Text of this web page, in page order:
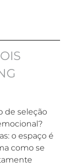
de seleção
o espaço é
como se